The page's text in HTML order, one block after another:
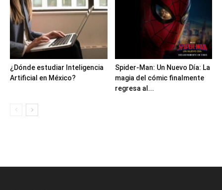
¿Dónde estudiar Inteligencia
Artificial en México?
Spider-Man: Un Nuevo Día: La
magia del cómic finalmente
regresa al...